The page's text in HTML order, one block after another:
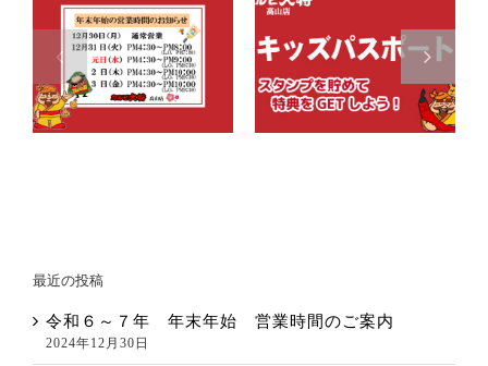
令和６～７年 年
末年始 営業時間
のご案内
令和６年 キッズ
パスポート第2
段 開始！（園
児・小学生が対
象）
最近の投稿
令和６～７年 年末年始 営業時間のご案内
2024年12月30日